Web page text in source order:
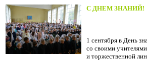
С ДНЕМ ЗНАНИЙ!
1 сентября в День
со своими
и торжественной